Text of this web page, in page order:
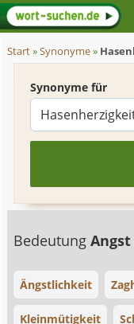
Start»Synonyme»
Synonyme für
Bedeutung
Ängstlichkeit
Kleinmütigkeit